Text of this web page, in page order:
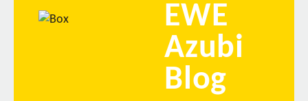
EWE
Azubi
Blog